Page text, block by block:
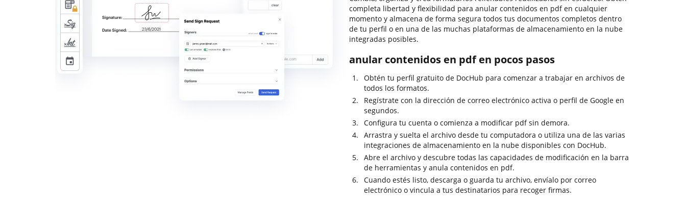
completa libertad y flexibilidad para anular contenidos en pdf en cualquier
momento y almacena de forma segura todos tus documentos completos dentro
de tu perfil o en una de las muchas plataformas de almacenamiento en la nube
integradas posibles.
anular contenidos en pdf en pocos pasos
Obtén tu perfil gratuito de DocHub para comenzar a trabajar en archivos de
todos los formatos.
Regístrate con la dirección de correo electrónico activa o perfil de Google en
segundos.
Configura tu cuenta o comienza a modificar pdf sin demora.
Arrastra y suelta el archivo desde tu computadora o utiliza una de las varias
integraciones de almacenamiento en la nube disponibles con DocHub.
Abre el archivo y descubre todas las capacidades de modificación en la barra
de herramientas y anula contenidos en pdf.
Cuando estés listo, descarga o guarda tu archivo, envíalo por correo
electrónico o vincula a tus destinatarios para recoger firmas.